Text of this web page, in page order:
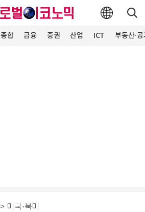
종합 금융 증권 산업 ICT 부동산·
> 미국·북미